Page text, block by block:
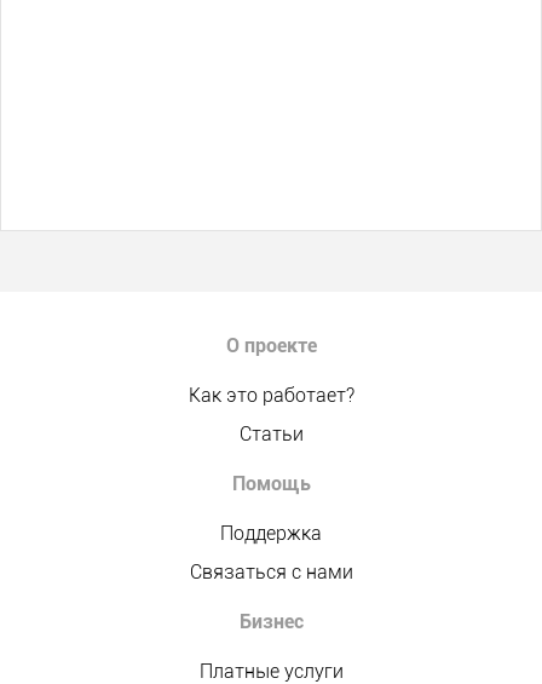
О проекте
Как это работает?
Статьи
Помощь
Поддержка
Связаться с нами
Бизнес
Платные услуги